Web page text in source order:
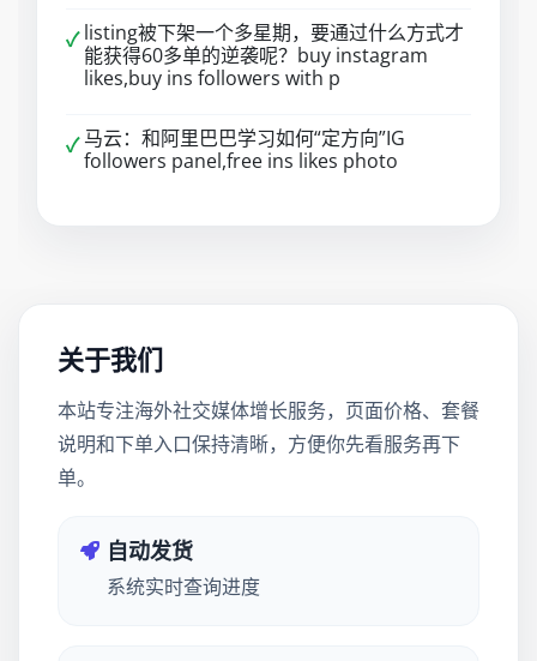
✓ listing被下架一个多星期，要通过什么方式才
能获得60多单的逆袭呢？buy instagram
likes,buy ins followers with p
✓ 马云：和阿里巴巴学习如何“定方向”IG
followers panel,free ins likes photo
关于我们
本站专注海外社交媒体增长服务，页面价格、套餐
说明和下单入口保持清晰，方便你先看服务再下
单。
自动发货
系统实时查询进度